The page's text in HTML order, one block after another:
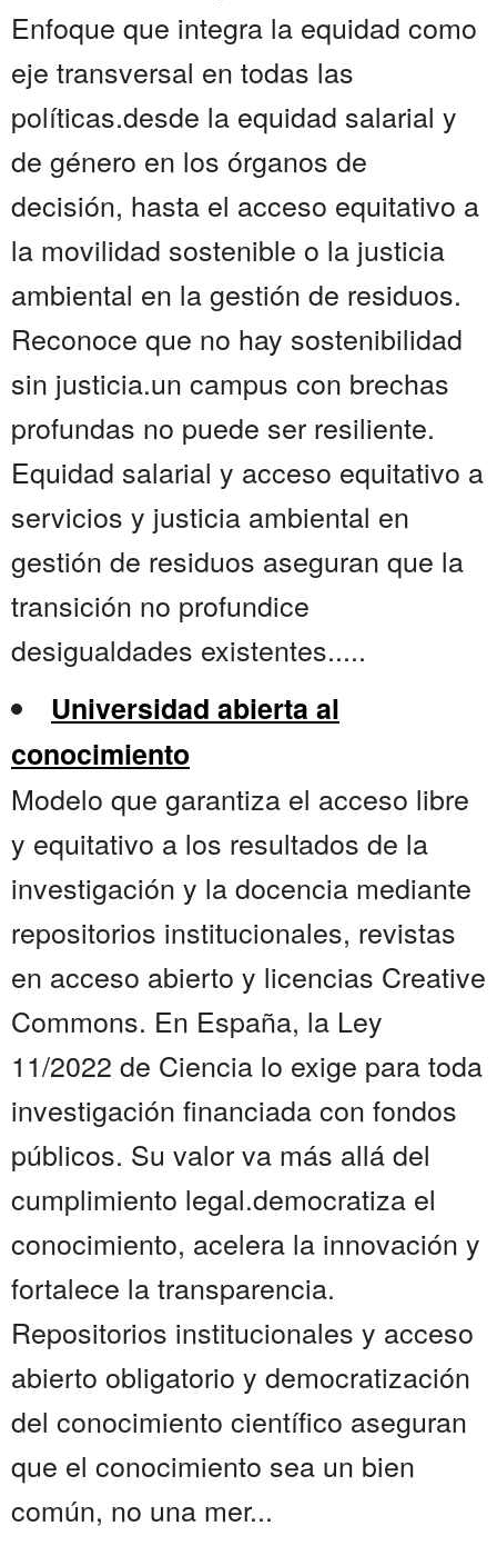
Enfoque que integra la equidad como
eje transversal en todas las
políticas.desde la equidad salarial y
de género en los órganos de
decisión, hasta el acceso equitativo a
la movilidad sostenible o la justicia
ambiental en la gestión de residuos.
Reconoce que no hay sostenibilidad
sin justicia.un campus con brechas
profundas no puede ser resiliente.
Equidad salarial y acceso equitativo a
servicios y justicia ambiental en
gestión de residuos aseguran que la
transición no profundice
desigualdades existentes.....
Universidad abierta al
conocimiento
Modelo que garantiza el acceso libre
y equitativo a los resultados de la
investigación y la docencia mediante
repositorios institucionales, revistas
en acceso abierto y licencias Creative
Commons. En España, la Ley
11/2022 de Ciencia lo exige para toda
investigación financiada con fondos
públicos. Su valor va más allá del
cumplimiento legal.democratiza el
conocimiento, acelera la innovación y
fortalece la transparencia.
Repositorios institucionales y acceso
abierto obligatorio y democratización
del conocimiento científico aseguran
que el conocimiento sea un bien
común, no una mer...